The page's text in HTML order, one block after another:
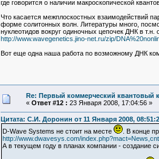
где говорится о наличии макроскопической
Что касается межплоскостных взаимодействий
форме солитонных волн. Литературы много,
нуклеотидов вокруг одиночных цепочек ДНК в
http://www.wavegenetics.jino-net.ru/zip/
Вот еще одна наша работа по возможному ДНК
Re: Первый коммерческий квантовый
« Ответ #12 : 23 Января 2008, 17:04:56 »
Цитата: С.И. Доронин от 11 Января 2008,
D-Wave Systems не стоит на месте
. В конце
http://www.dwavesys.com/
А в текущем году в планах компании - создание